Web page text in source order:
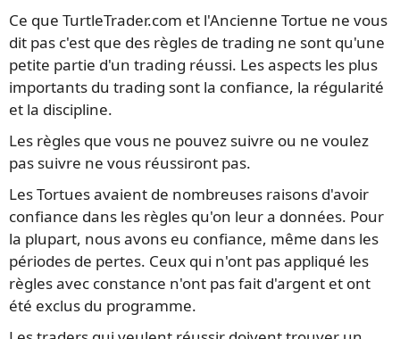
Ce que TurtleTrader.com et l'Ancienne Tortue ne vous
dit pas c'est que des règles de trading ne sont qu'une
petite partie d'un trading réussi. Les aspects les plus
importants du trading sont la confiance, la régularité
et la discipline.
Les règles que vous ne pouvez suivre ou ne voulez
pas suivre ne vous réussiront pas.
Les Tortues avaient de nombreuses raisons d'avoir
confiance dans les règles qu'on leur a données. Pour
la plupart, nous avons eu confiance, même dans les
périodes de pertes. Ceux qui n'ont pas appliqué les
règles avec constance n'ont pas fait d'argent et ont
été exclus du programme.